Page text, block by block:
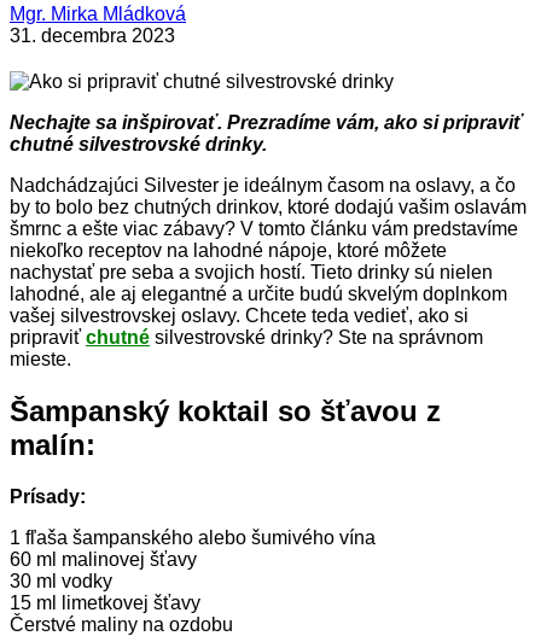
Mgr. Mirka Mládková
31. decembra 2023
Nechajte sa inšpirovať. Prezradíme vám, ako si pripraviť
chutné silvestrovské drinky.
Nadchádzajúci Silvester je ideálnym časom na oslavy, a čo
by to bolo bez chutných drinkov, ktoré dodajú vašim oslavám
šmrnc a ešte viac zábavy? V tomto článku vám predstavíme
niekoľko receptov na lahodné nápoje, ktoré môžete
nachystať pre seba a svojich hostí. Tieto drinky sú nielen
lahodné, ale aj elegantné a určite budú skvelým doplnkom
vašej silvestrovskej oslavy. Chcete teda vedieť, ako si
pripraviť chutné silvestrovské drinky? Ste na správnom
mieste.
Šampanský koktail so šťavou z
malín:
Prísady:
1 fľaša šampanského alebo šumivého vína
60 ml malinovej šťavy
30 ml vodky
15 ml limetkovej šťavy
Čerstvé maliny na ozdobu